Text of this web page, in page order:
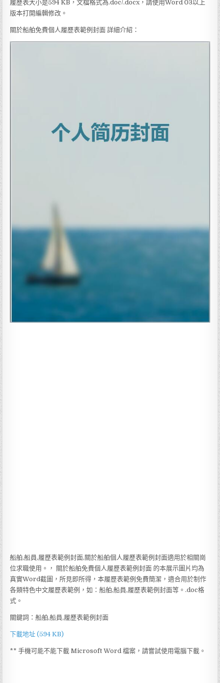
履歷表大小是594 KB，文檔格式為.doc/.docx，請使用Word 03以上
版本打開編輯修改。
關於船舶免費個人履歷表範例封面 詳細介紹：
船舶,船員,履歷表範例封面,關於船舶個人履歷表範例封面適用於相關崗
位求職使用。， 關於船舶免費個人履歷表範例封面 的本展示圖片均為
真實Word截圖，所見即所得，本履歷表範例免費簡潔，適合用於制作
各類特色中文履歷表範例，如：船舶,船員,履歷表範例封面等。.doc格
式。
關鍵詞：船舶,船員,履歷表範例封面
下載地址 (594 KB)
** 手機可能不能下載 Microsoft Word 檔案，請嘗試使用電腦下載。